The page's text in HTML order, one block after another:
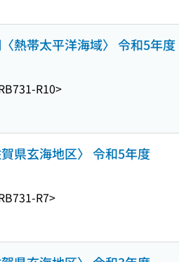
熱帯太平洋海域〉 令和5年度
R10>
県玄海地区〉 令和5年度
R7>